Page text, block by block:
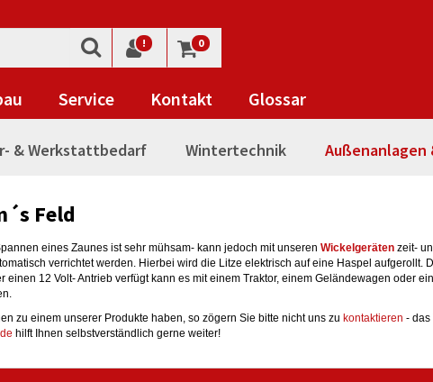
! 0
Service Kontakt Glossar
& Werkstattbedarf Wintertechnik
Feld
eines Zaunes ist sehr mühsam- kann jedoch mit unseren Wickelgeräten zeit-
verrichtet werden. Hierbei wird die Litze elektrisch auf eine Haspel aufgerollt.
einen 12 Volt- Antrieb verfügt kann es mit einem Traktor, einem Geländewagen oder
zu einem unserer Produkte haben, so zögern Sie bitte nicht uns zu kontaktieren - das
hilft Ihnen selbstverständlich gerne weiter!